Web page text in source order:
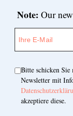
Note: Our
Bitte schicken
Newsletter mit
akzeptiere diese.
Would
things?
German.